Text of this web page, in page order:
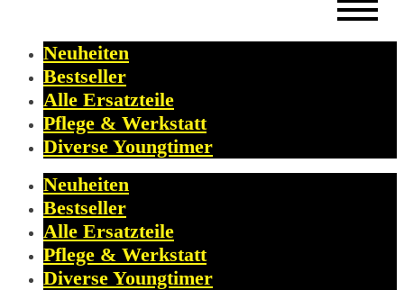
Neuheiten
Bestseller
Alle Ersatzteile
Pflege & Werkstatt
Diverse Youngtimer
Neuheiten
Bestseller
Alle Ersatzteile
Pflege & Werkstatt
Diverse Youngtimer